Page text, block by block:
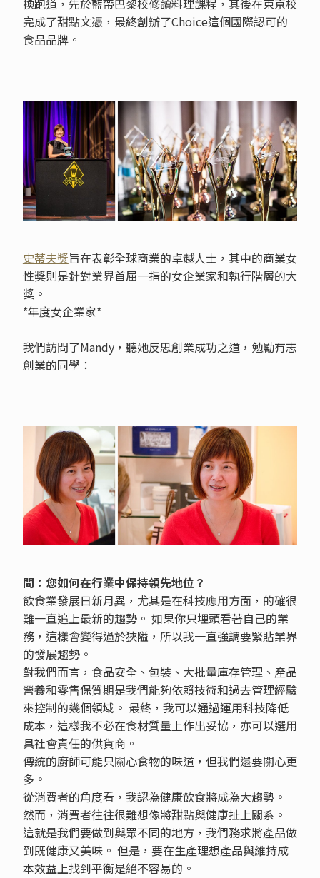
換跑道，先於藍帶巴黎校修讀料理課程，其後在東京校
完成了甜點文憑，最終創辦了Choice這個國際認可的
食品品牌。
史蒂夫獎旨在表彰全球商業的卓越人士，其中的商業女
性獎則是針對業界首屈一指的女企業家和執行階層的大
獎。
*年度女企業家*
我們訪問了Mandy，聽她反思創業成功之道，勉勵有志
創業的同學：
問：您如何在行業中保持領先地位？
飲食業發展日新月異，尤其是在科技應用方面，的確很
難一直追上最新的趨勢。 如果你只埋頭看著自己的業
務，這樣會變得過於狹隘，所以我一直強調要緊貼業界
的發展趨勢。
對我們而言，食品安全、包裝、大批量庫存管理、產品
營養和零售保質期是我們能夠依賴技術和過去管理經驗
來控制的幾個領域。 最終，我可以通過運用科技降低
成本，這樣我不必在食材質量上作出妥協，亦可以選用
具社會責任的供貨商。
傳統的廚師可能只關心食物的味道，但我們還要關心更
多。
從消費者的角度看，我認為健康飲食將成為大趨勢。
然而，消費者往往很難想像將甜點與健康扯上關系。
這就是我們要做到與眾不同的地方，我們務求將產品做
到既健康又美味。 但是，要在生產理想產品與維持成
本效益上找到平衡是絕不容易的。